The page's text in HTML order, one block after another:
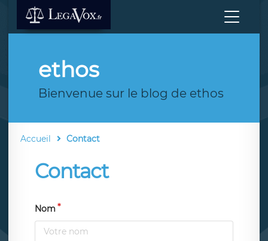
ethos
Bienvenue sur le blog de ethos
Accueil Contact
Contact
Nom